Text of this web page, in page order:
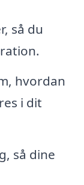
så du
hvordan
i dit
så dine